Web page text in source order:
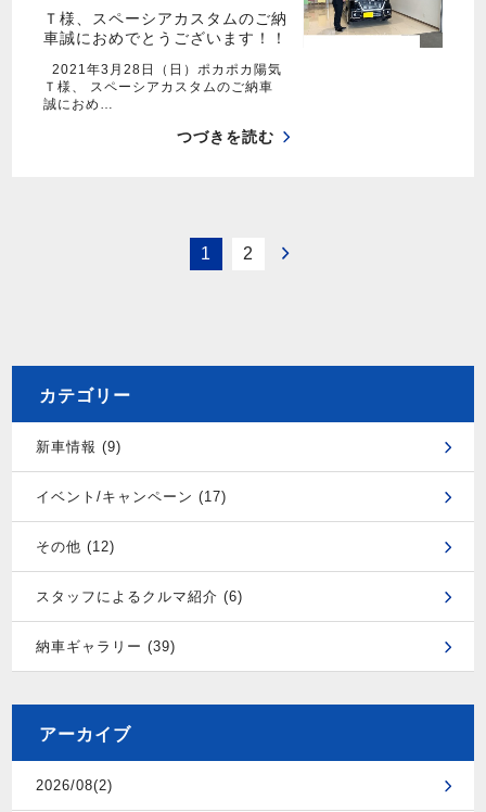
Ｔ様、スペーシアカスタムのご納
車誠におめでとうございます！！
2021年3月28日（日）ポカポカ陽気
Ｔ様、 スペーシアカスタムのご納車
誠におめ…
つづきを読む
1 2
カテゴリー
新車情報 (9)
イベント/キャンペーン (17)
その他 (12)
スタッフによるクルマ紹介 (6)
納車ギャラリー (39)
アーカイブ
2026/08(2)